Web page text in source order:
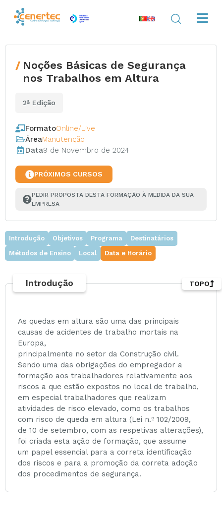
Noções Básicas de Segurança
nos Trabalhos em Altura
2ª Edição
FormatoOnline/Live
ÁreaManutenção
Data9 de Novembro de 2024
PRÓXIMOS CURSOS
PEDIR PROPOSTA DESTA FORMAÇÃO À MEDIDA DA SUA
EMPRESA
Introdução Objetivos Programa
Destinatários
Métodos de Ensino
Local Data e Horário
Introdução
As quedas em altura são uma das principais
causas de acidentes de trabalho mortais na
Europa,
principalmente no setor da Construção civil.
Sendo uma das obrigações do empregador a
formação aos trabalhadores relativamente aos
riscos a que estão expostos no local de trabalho,
em especial trabalhadores que realizam
atividades de risco elevado, como os trabalhos
com risco de queda em altura (Lei n.º 102/2009,
de 10 de setembro, com as respetivas alterações),
foi criada esta ação de formação, que assume
um papel essencial para a correta identificação
dos riscos e para a promoção da correta adoção
dos procedimentos de segurança.
TOPO